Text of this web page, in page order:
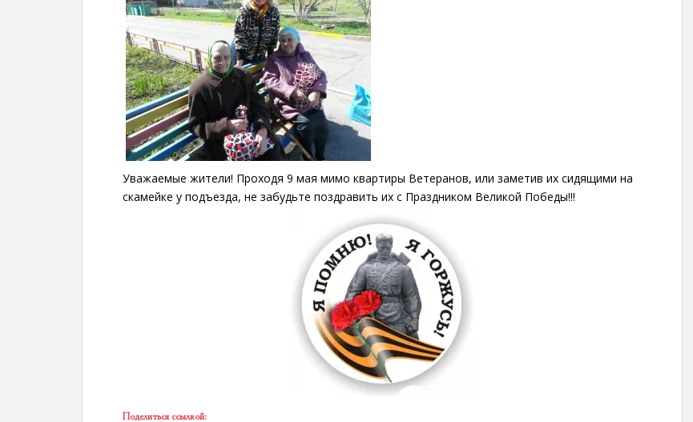
Уважаемые жители! Проходя 9 мая мимо квартиры Ветеранов, или заметив их сидящими на
скамейке у подъезда, не забудьте поздравить их с Праздником Великой Победы!!!
Поделиться ссылкой: